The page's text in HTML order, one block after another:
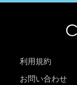
利用規約
お問い合わせ